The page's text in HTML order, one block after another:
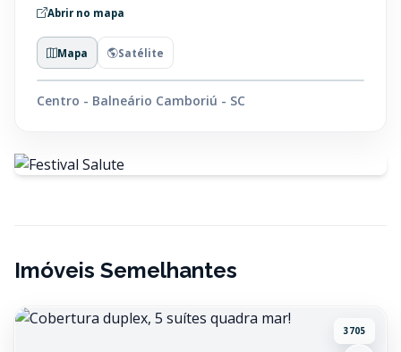
Abrir no mapa
Mapa Satélite
Centro - Balneário Camboriú - SC
Imóveis Semelhantes
3705